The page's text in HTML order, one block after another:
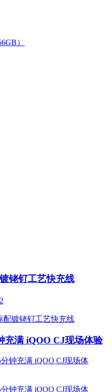
铑钌工艺快充线
充满 iQOO CJ现场体验